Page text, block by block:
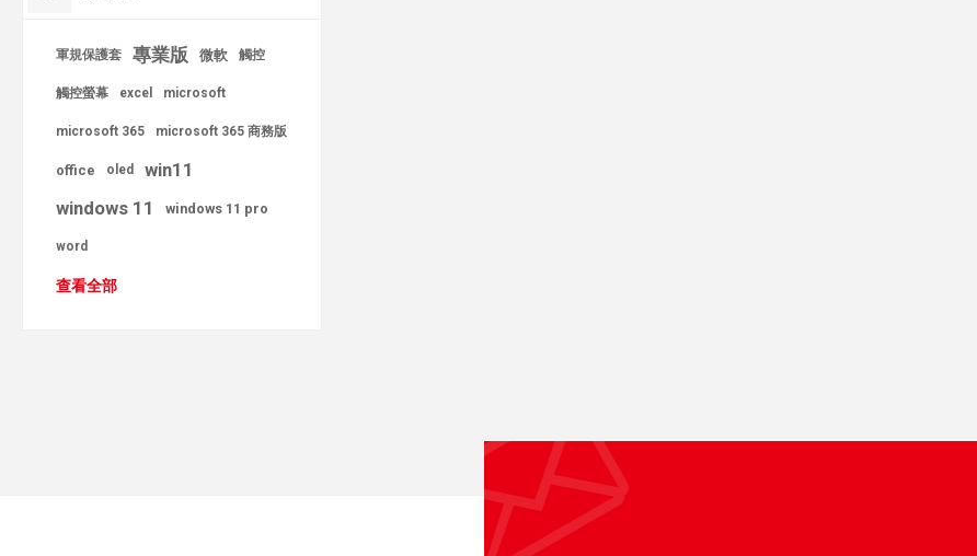
軍規保護套 專業版 微軟 觸控
觸控螢幕 excel microsoft
microsoft 365 microsoft 365 商務版
office oled
win11
windows 11
windows 11 pro
word
查看全部